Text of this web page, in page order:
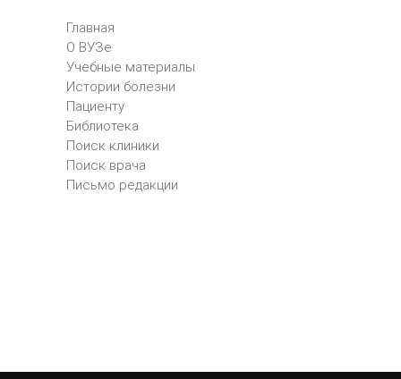
Главная
О ВУЗе
Учебные материалы
Истории болезни
Пациенту
Библиотека
Поиск клиники
Поиск врача
Письмо редакции